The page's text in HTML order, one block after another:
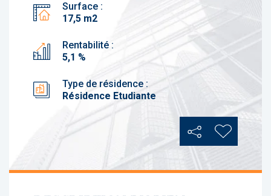
Surface :
17,5 m2
Rentabilité :
5,1 %
Type de résidence :
Résidence Etudiante
PartagerAjouter